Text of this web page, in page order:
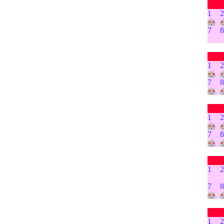
1
2
7
8
1
2
7
8
1
2
7
8
1
2
7
8
1 2